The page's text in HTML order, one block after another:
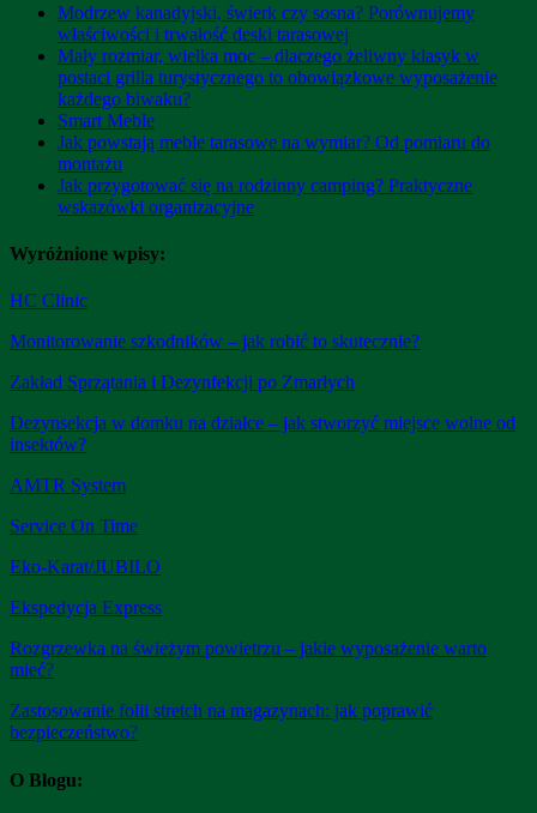
Modrzew kanadyjski, świerk czy sosna? Porównujemy
właściwości i trwałość deski tarasowej
Mały rozmiar, wielka moc – dlaczego żeliwny klasyk w
postaci grilla turystycznego to obowiązkowe wyposażenie
każdego biwaku?
Smart Meble
Jak powstają meble tarasowe na wymiar? Od pomiaru do
montażu
Jak przygotować się na rodzinny camping? Praktyczne
wskazówki organizacyjne
Wyróżnione wpisy:
HC Clinic
Monitorowanie szkodników – jak robić to skutecznie?
Zakład Sprzątania i Dezynfekcji po Zmarłych
Dezynsekcja w domku na działce – jak stworzyć miejsce wolne od
insektów?
AMTR System
Service On Time
Eko-Karat/JUBILO
Ekspedycja Express
Rozgrzewka na świeżym powietrzu – jakie wyposażenie warto
mieć?
Zastosowanie folii stretch na magazynach: jak poprawić
bezpieczeństwo?
O Blogu: